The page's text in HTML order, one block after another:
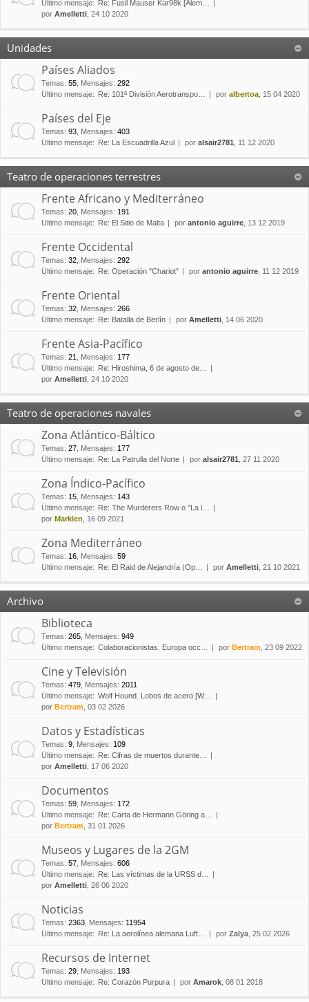
Último mensaje:
Re: Fusil Mauser Kar98k [Alem…
por Amelletti , 24 10 2020
Unidades
Países Aliados
Temas: 55 Mensajes: 292
Último mensaje:
Re: 101ª División Aerotranspo… por albertoa , 15 04 2020
Países del Eje
Temas: 93 Mensajes: 403
Último mensaje:
Re: La Escuadrilla Azul por alsair2781 , 11 12 2020
Teatro de operaciones terrestres
Frente Africano y Mediterráneo
Temas: 20 Mensajes: 191
Último mensaje:
Re: El Sitio de Malta por antonio aguirre , 13 12 2019
Frente Occidental
Temas: 32 Mensajes: 292
Último mensaje:
Re: Operación "Chariot" por antonio aguirre , 11 12 2019
Frente Oriental
Temas: 32 Mensajes: 266
Último mensaje:
Re: Batalla de Berlín por Amelletti , 14 06 2020
Frente Asia-Pacífico
Temas: 21 Mensajes: 177
Último mensaje:
Re: Hiroshima, 6 de agosto de…
por Amelletti , 24 10 2020
Teatro de operaciones navales
Zona Atlántico-Báltico
Temas: 27 Mensajes: 177
Último mensaje:
Re: La Patrulla del Norte por alsair2781 , 27 11 2020
Zona Índico-Pacífico
Temas: 15 Mensajes: 143
Último mensaje:
Re: The Murderers Row o "La l…
por Marklen , 16 09 2021
Zona Mediterráneo
Temas: 16 Mensajes: 59
Último mensaje:
Re: El Raid de Alejandría (Op… por Amelletti , 21 10 2021
Archivo
Biblioteca
Temas: 265 Mensajes: 949
Último mensaje: Colaboracionistas. Europa occ… por Bertram , 23 09 2022
Cine y Televisión
Temas: 479 Mensajes: 2011
Último mensaje: Wolf Hound. Lobos de acero [W…
por Bertram , 03 02 2026
Datos y Estadísticas
Temas: 9 Mensajes: 109
Último mensaje:
Re: Cifras de muertos durante…
por Amelletti , 17 06 2020
Documentos
Temas: 59 Mensajes: 172
Último mensaje:
Re: Carta de Hermann Göring a…
por Bertram , 31 01 2026
Museos y Lugares de la 2GM
Temas: 57 Mensajes: 606
Último mensaje:
Re: Las víctimas de la URSS d…
por Amelletti , 26 06 2020
Noticias
Temas: 2363 Mensajes: 11954
Último mensaje:
Re: La aerolínea alemana Luft… por Zalya , 25 02 2026
Recursos de Internet
Temas: 29 Mensajes: 193
Último mensaje:
Re: Corazón Purpura por Amarok , 08 01 2018